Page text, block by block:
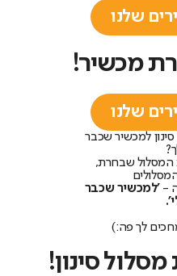
שלנו
מכשיר!
שלנו
למכשיר שכבר
המסלול שבחרת,
- 'למכשיר שכבר
לך פה:)
סינון!